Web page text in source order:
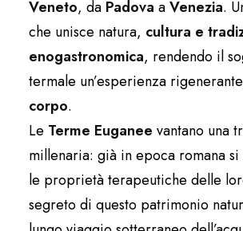
Veneto, da Padova aVenezia.
che unisce natura, cultura e
enogastronomica, rendendo il
termale un’esperienza
corpo.
Le Terme Euganee vantano una
millenaria: già in epoca romana si
le proprietà terapeutiche delle
segreto di questo patrimonio